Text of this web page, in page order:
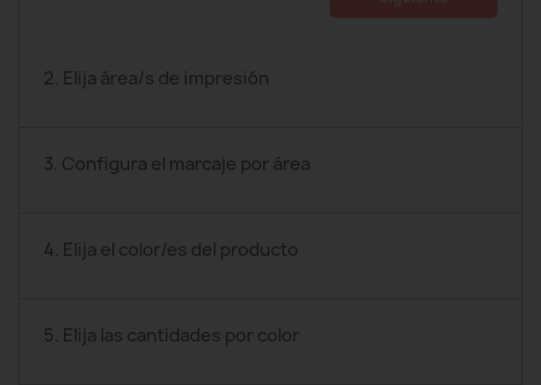
2. Elija área/s de impresión
3. Configura el marcaje por área
4. Elija el color/es del producto
5. Elija las cantidades por color